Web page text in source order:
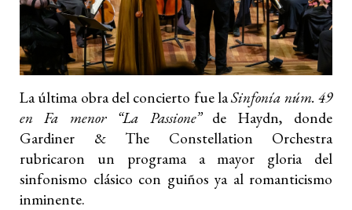
La última obra del concierto fue laSinfonía núm. 49
en Fa menor “La Passione”de Haydn, donde
Gardiner & The Constellation Orchestra
rubricaron un programa a mayor gloria del
sinfonismo clásico con guiños ya al romanticismo
inminente.